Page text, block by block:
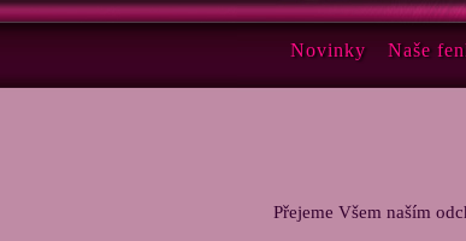
Přejeme Všem naším
Novinky Naše